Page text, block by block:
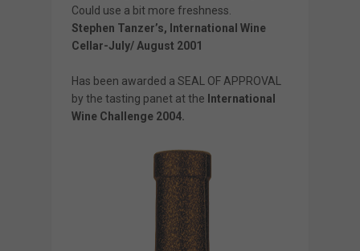
Could use a bit more freshness.
Stephen Tanzer’s, International Wine
Cellar-July/ August 2001
Has been awarded a SEAL OF APPROVAL
by the tasting panet at the International
Wine Challenge 2004.